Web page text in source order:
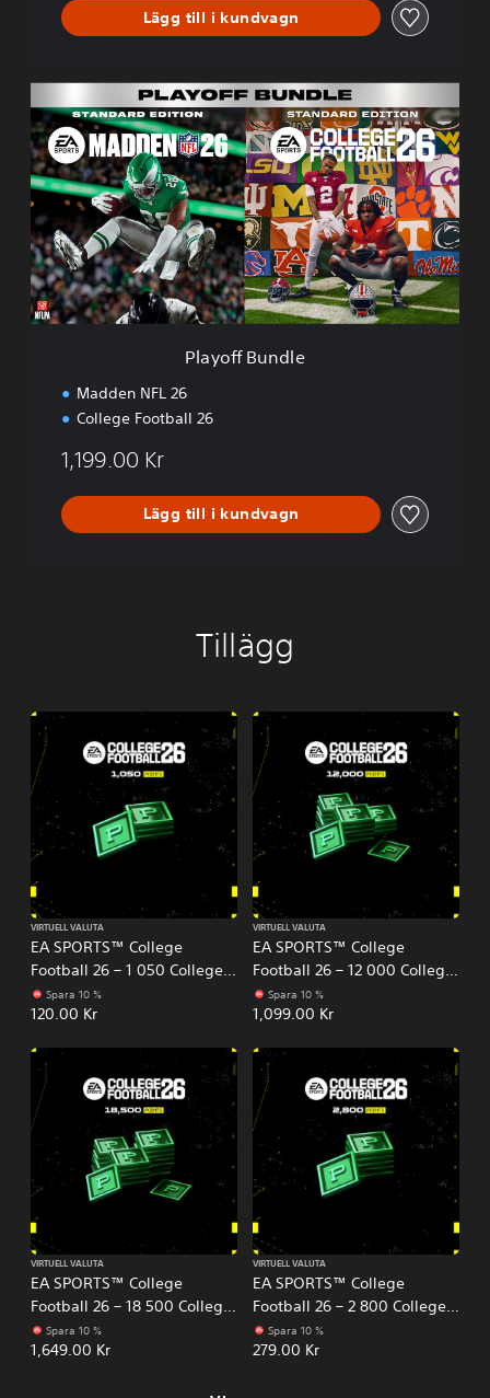
Lägg till i kundvagn
l
a
y
o
f
B
u
n
d
l
Playoff Bundle
Madden NFL 26
College Football 26
1,199.00 Kr
Lägg till i kundvagn
Tillägg
EA SPORTS™ College
Football 26 – 1 050 College
Football-poäng
VIRTUELL VALUTA
Spara 10 %
120.00 Kr
EA SPORTS™ College
Football 26 – 12 000 College
Football-poäng
VIRTUELL VALUTA
Spara 10 %
1,099.00 Kr
EA SPORTS™ College
Football 26 – 18 500 College
Football-poäng
VIRTUELL VALUTA
Spara 10 %
1,649.00 Kr
EA SPORTS™ College
Football 26 – 2 800 College
Football-poäng
VIRTUELL VALUTA
Spara 10 %
279.00 Kr